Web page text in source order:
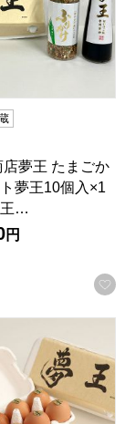
録する
夢王 たまごか
夢王10個入×1
王…
円
KN】